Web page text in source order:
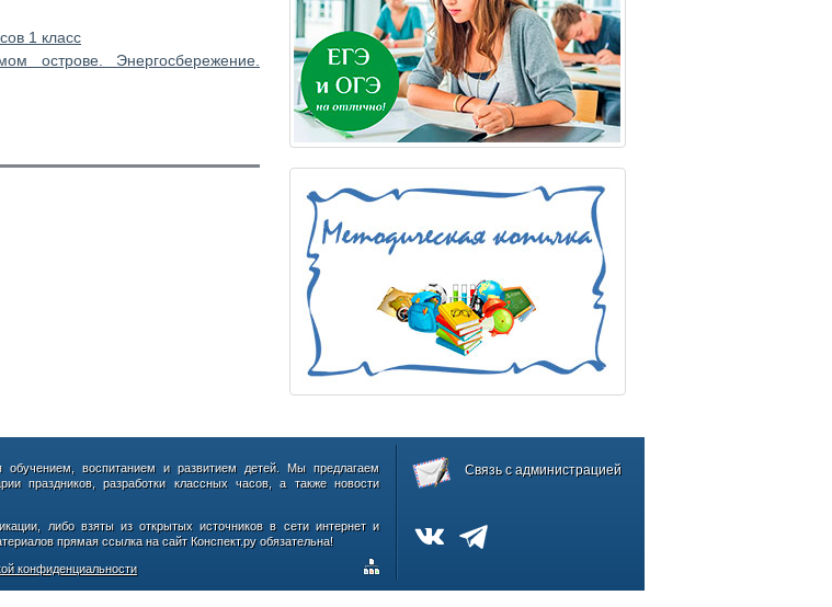
1 класс
острове. Энергосбережение.
обучением, воспитанием и развитием детей. Мы предлагаем
праздников, разработки классных часов, а также новости
либо взяты из открытых источников в сети интернет и
прямая ссылка на сайт Конспект.ру обязательна!
конфиденциальности
Связь с администрацией